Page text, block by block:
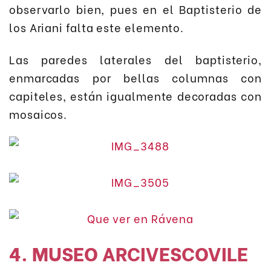
observarlo bien, pues en el Baptisterio de
los Ariani falta este elemento.
Las paredes laterales del baptisterio,
enmarcadas por bellas columnas con
capiteles, están igualmente decoradas con
mosaicos.
4. MUSEO ARCIVESCOVILE